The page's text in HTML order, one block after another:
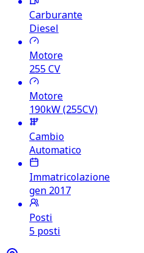
Carburante
Diesel
Motore
255CV
Motore
190kW (255CV)
Cambio
Automatico
Immatricolazione
gen 2017
Posti
5 posti